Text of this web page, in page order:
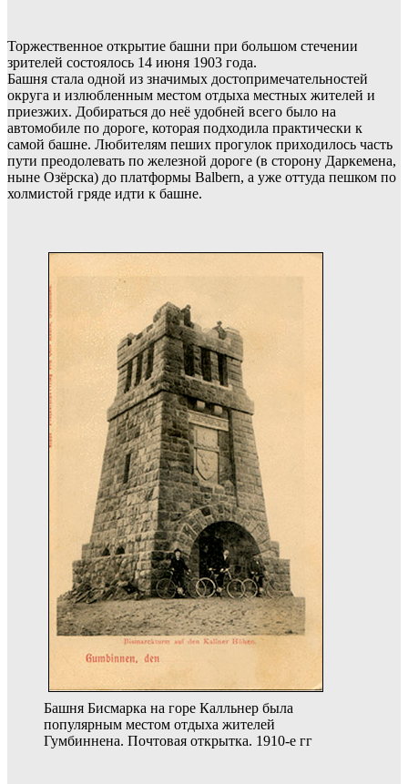
Торжественное открытие башни при большом стечении
зрителей состоялось 14 июня 1903 года.
Башня стала одной из значимых достопримечательностей
округа и излюбленным местом отдыха местных жителей и
приезжих. Добираться до неё удобней всего было на
автомобиле по дороге, которая подходила практически к
самой башне. Любителям пеших прогулок приходилось часть
пути преодолевать по железной дороге (в сторону Даркемена,
ныне Озёрска) до платформы Balbern, а уже оттуда пешком по
холмистой гряде идти к башне.
Башня Бисмарка на горе Калльнер была
популярным местом отдыха жителей
Гумбиннена. Почтовая открытка. 1910-е гг